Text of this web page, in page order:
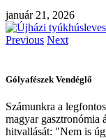
január 21, 2026
Previous Next
Gólyafészek Vendéglő
Számunkra a
magyar gasztronómia
hitvallását: "Nem is